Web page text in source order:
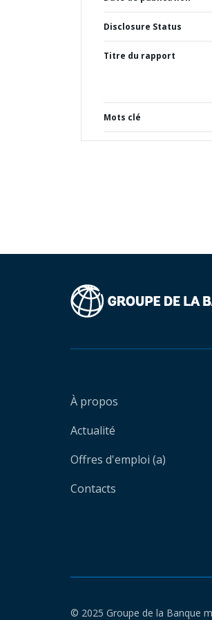
Disclosure Status
Titre du rapport
Mots clé
À propos
Actualité
Offres d'emploi (a)
Contacts
© 2025 Groupe de la Banque